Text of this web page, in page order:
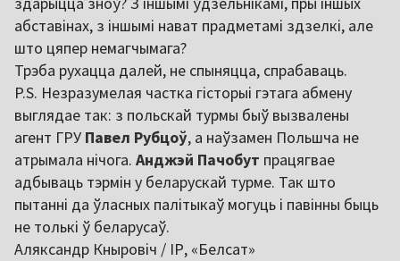
абставінах, з іншымі нават прадметамі здзелкі, але
што цяпер немагчымага?
Трэба рухацца далей, не спыняцца, спрабаваць.
P.S. Незразумелая частка гісторыі гэтага абмену
выглядае так: з польскай турмы быў вызвалены
агент ГРУ Павел Рубцоў, а наўзамен Польшча не
атрымала нічога. Анджэй Пачобут працягвае
адбываць тэрмін у беларускай турме. Так што
пытанні да ўласных палітыкаў могуць і павінны быць
не толькі ў беларусаў.
Аляксандр Кныровіч / ІР, «Белсат»